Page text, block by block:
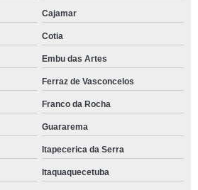
Cajamar
Cotia
Embu das Artes
Ferraz de Vasconcelos
Franco da Rocha
Guararema
Itapecerica da Serra
Itaquaquecetuba